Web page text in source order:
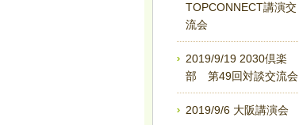
TOPCONNECT講演交
流会
2019/9/19 2030倶楽
部 第49回対談交流会
2019/9/6 大阪講演会